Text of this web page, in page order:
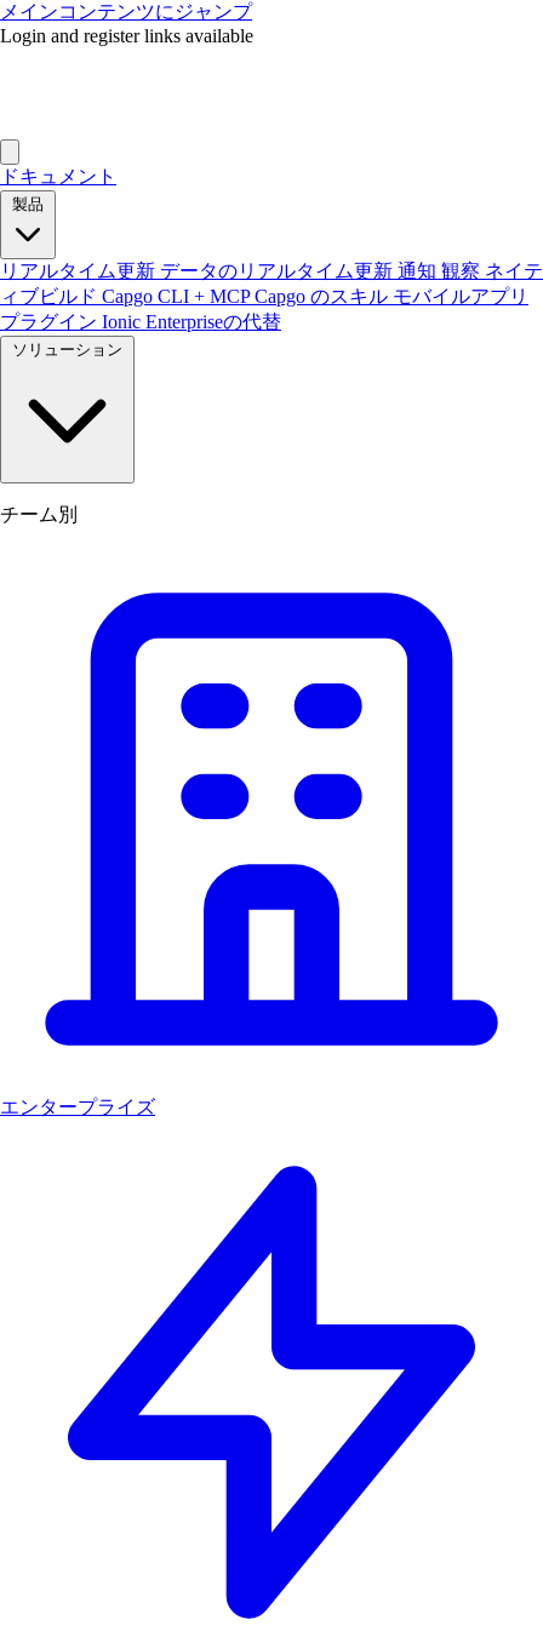
メインコンテンツにジャンプ
Login and register links available
ドキュメント
製品
リアルタイム更新 データのリアルタイム更新 通知 観察 ネイテ
ィブビルド Capgo CLI + MCPCapgo のスキル モバイルアプリ
プラグイン Ionic Enterpriseの代替
ソリューション
チーム別
エンタープライズ